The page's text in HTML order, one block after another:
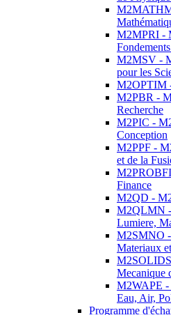
M2MPRI -
M2MSV -
pour les
M2OPTIM
M2PBR -
Recherche
M2PIC -
Conception
M2PPF -
et de la
Finance
M2QD -
M2QLMN
Lumiere,
M2SMNO
Materiaux
Mecanique
M2WAPE
Eau, Air,
Programme